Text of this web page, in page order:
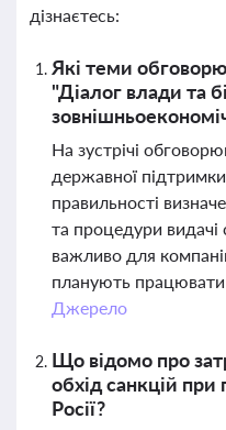
дізнаєтесь:
Які теми
"Діалог влади та
На зустрічі
державної
правильності
та процедури видачі
важливо для
планують
Джерело
Що відомо про
обхід санкцій при
Росії?